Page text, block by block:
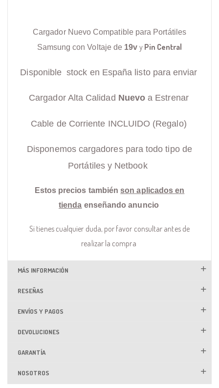
Cargador Nuevo Compatible para Portátiles
Samsung con Voltaje de 19v y Pin Central
Disponible stock en España listo para enviar
Cargador Alta Calidad Nuevo a Estrenar
Cable de Corriente INCLUIDO (Regalo)
Disponemos cargadores para todo tipo de
Portátiles y Netbook
Estos precios también son aplicados en
tienda enseñando anuncio
Si tienes cualquier duda, por favor consultar antes de
realizar la compra
MÁS INFORMACIÓN
RESEÑAS
ENVÍOS Y PAGOS
DEVOLUCIONES
GARANTÍA
NOSOTROS